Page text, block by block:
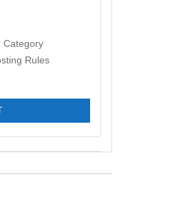
Category
Rules